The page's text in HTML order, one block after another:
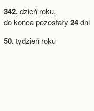
342.dzień roku,
do końca pozostały 24dni
50.tydzień roku